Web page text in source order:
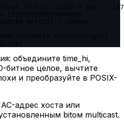
(Oct 15, 1582 → Jan 1,
объедините time_hi,
битное целое, вычтите
и преобразуйте в POSIX-
адрес хоста или
bitом multicast.